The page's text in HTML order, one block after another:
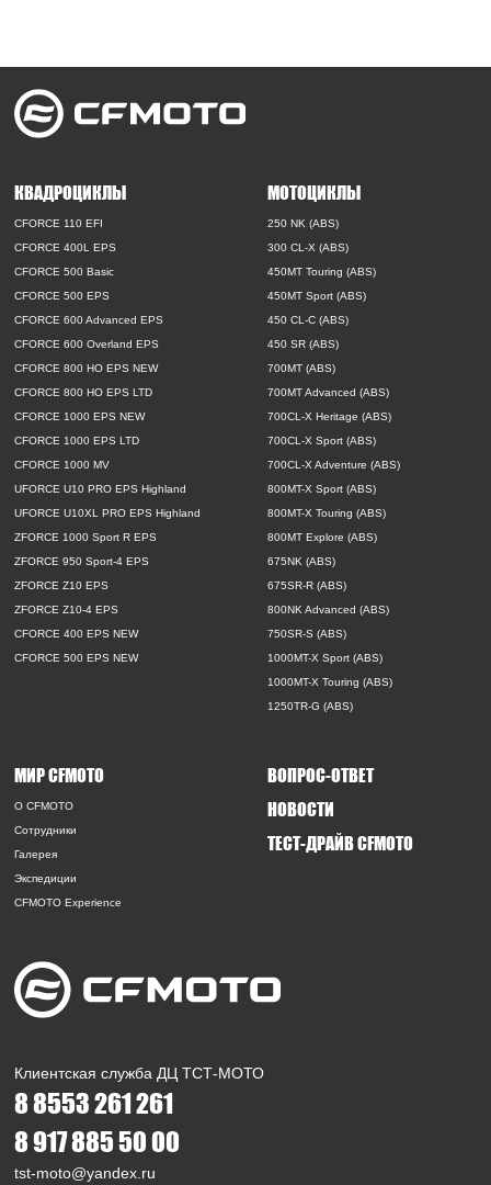
Клиентская служба ДЦ ТСТ-МОТО
8 8553 261 261
8 917 885 50 00
tst-moto@yandex.ru
КВАДРОЦИКЛЫ
CFORCE 110 EFI
CFORCE 400L EPS
CFORCE 500 Basic
CFORCE 500 EPS
CFORCE 600 Advanced EPS
CFORCE 600 Overland EPS
CFORCE 800 HO EPS NEW
CFORCE 800 HO EPS LTD
CFORCE 1000 EPS NEW
CFORCE 1000 EPS LTD
CFORCE 1000 MV
UFORCE U10 PRO EPS Highland
UFORCE U10XL PRO EPS Highland
ZFORCE 1000 Sport R EPS
ZFORCE 950 Sport-4 EPS
ZFORCE Z10 EPS
ZFORCE Z10-4 EPS
CFORCE 400 EPS NEW
CFORCE 500 EPS NEW
МОТОЦИКЛЫ
250 NK (ABS)
300 CL-X (ABS)
450MT Touring (ABS)
450MT Sport (ABS)
450 CL-C (ABS)
450 SR (ABS)
700MT (ABS)
700MT Advanced (ABS)
700CL-X Heritage (ABS)
700CL-X Sport (ABS)
700CL-X Adventure (ABS)
800MT-X Sport (ABS)
800MT-X Touring (ABS)
800MT Explore (ABS)
675NK (ABS)
675SR-R (ABS)
800NK Advanced (ABS)
750SR-S (ABS)
1000MT-X Sport (ABS)
1000MT-X Touring (ABS)
1250TR-G (ABS)
МИР CFMOTO
O CFMOTO
Сотрудники
Галерея
Экспедиции
CFMOTO Experience
ВОПРОС-ОТВЕТ
НОВОСТИ
ТЕСТ-ДРАЙВ CFMOTO